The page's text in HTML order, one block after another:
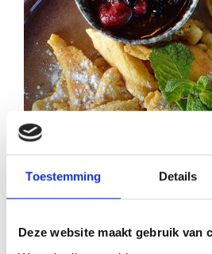
Toestemming Details
Deze website maakt gebruik van
RECEPT